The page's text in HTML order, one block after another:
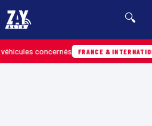
🔍
concernés FRANCE & INTERNATIONALE